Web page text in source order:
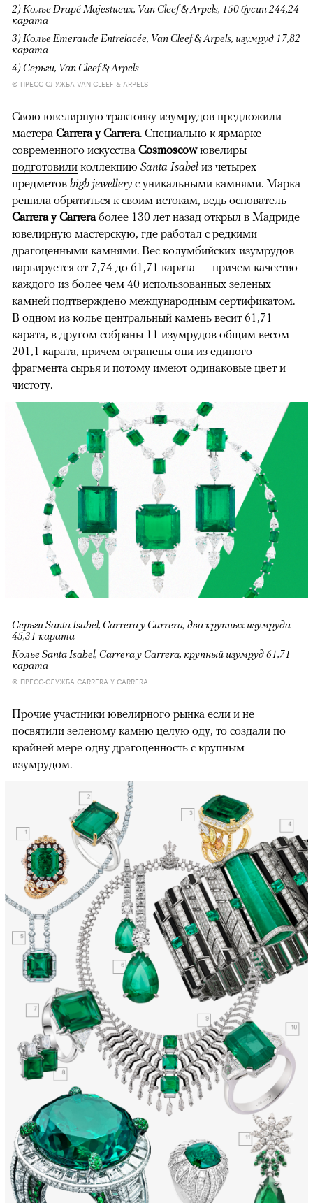
2) Колье Drapé Majestueux, Van Cleef & Arpels, 150 бусин 244,24
карата
3) Колье Emeraude Entrelacée, Van Cleef & Arpels, изумруд 17,82
карата
4) Серьги, Van Cleef & Arpels
© ПРЕСС-СЛУЖБА VAN CLEEF & ARPELS
Свою ювелирную трактовку изумрудов предложили
мастера Carrera y Carrera. Специально к ярмарке
современного искусства Cosmoscowювелиры
подготовили коллекцию Santa Isabel из четырех
предметов high jewellery c уникальными камнями. Марка
решила обратиться к своим истокам, ведь основатель
Carrera y Carrera более 130 лет назад открыл в Мадриде
ювелирную мастерскую, где работал с редкими
драгоценными камнями. Вес колумбийских изумрудов
варьируется от 7,74 до 61,71 карата — причем качество
каждого из более чем 40 использованных зеленых
камней подтверждено международным сертификатом.
В одном из колье центральный камень весит 61,71
карата, в другом собраны 11 изумрудов общим весом
201,1 карата, причем огранены они из единого
фрагмента сырья и потому имеют одинаковые цвет и
чистоту.
Серьги Santa Isabel, Carrera y Carrera, два крупных изумруда
45,31 карата
Колье Santa Isabel, Carrera y Carrera, крупный изумруд 61,71
карата
© ПРЕСС-СЛУЖБА CARRERA Y CARRERA
Прочие участники ювелирного рынка если и не
посвятили зеленому камню целую оду, то создали по
крайней мере одну драгоценность с крупным
изумрудом.